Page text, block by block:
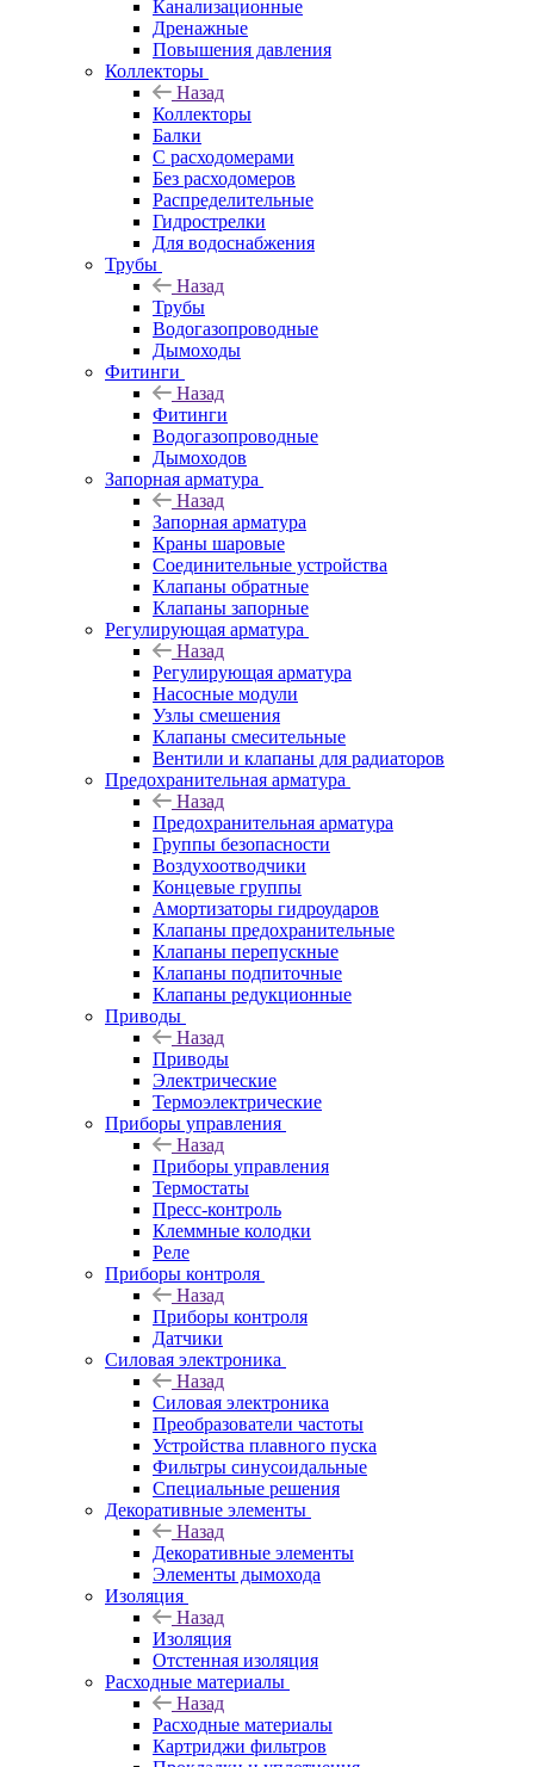
Канализационные
Дренажные
Повышения давления
Коллекторы
Назад
Коллекторы
Балки
С расходомерами
Без расходомеров
Распределительные
Гидрострелки
Для водоснабжения
Трубы
Назад
Трубы
Водогазопроводные
Дымоходы
Фитинги
Назад
Фитинги
Водогазопроводные
Дымоходов
Запорная арматура
Назад
Запорная арматура
Краны шаровые
Соединительные устройства
Клапаны обратные
Клапаны запорные
Регулирующая арматура
Назад
Регулирующая арматура
Насосные модули
Узлы смешения
Клапаны смесительные
Вентили и клапаны для радиаторов
Предохранительная арматура
Назад
Предохранительная арматура
Группы безопасности
Воздухоотводчики
Концевые группы
Амортизаторы гидроударов
Клапаны предохранительные
Клапаны перепускные
Клапаны подпиточные
Клапаны редукционные
Приводы
Назад
Приводы
Электрические
Термоэлектрические
Приборы управления
Назад
Приборы управления
Термостаты
Пресс-контроль
Клеммные колодки
Реле
Приборы контроля
Назад
Приборы контроля
Датчики
Силовая электроника
Назад
Силовая электроника
Преобразователи частоты
Устройства плавного пуска
Фильтры синусоидальные
Специальные решения
Декоративные элементы
Назад
Декоративные элементы
Элементы дымохода
Изоляция
Назад
Изоляция
Отстенная изоляция
Расходные материалы
Назад
Расходные материалы
Картриджи фильтров